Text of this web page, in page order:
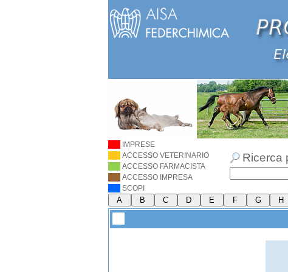
IMPRESE
ACCESSO VETERINARIO
ACCESSO FARMACISTA
ACCESSO IMPRESA
SCOPI
Ricerca